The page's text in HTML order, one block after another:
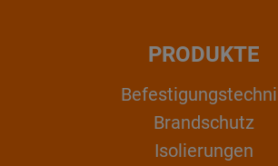
PRODUKTE
Brandschutz
Isolierungen